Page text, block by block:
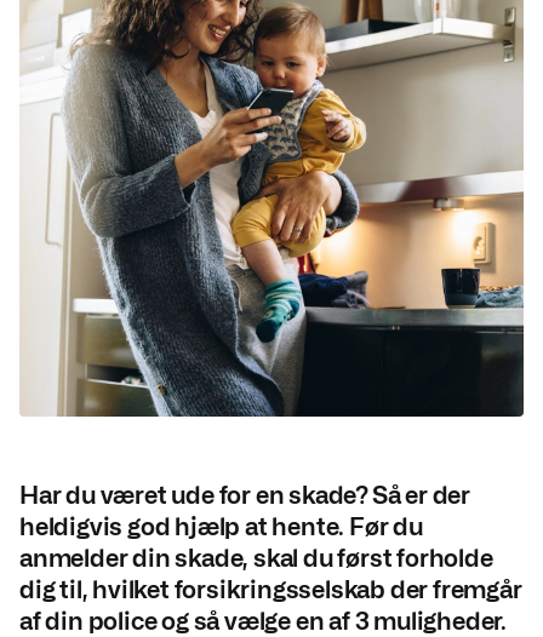
Har du været ude for en skade? Så er der
heldigvis god hjælp at hente. Før du
anmelder din skade, skal du først forholde
dig til, hvilket forsikringsselskab der fremgår
af din police og så vælge en af 3 muligheder.